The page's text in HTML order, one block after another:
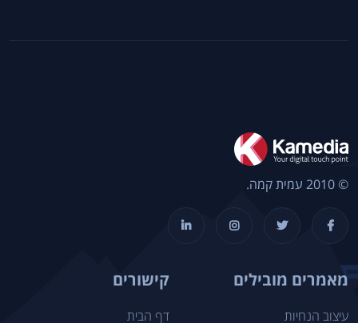
© 2010 עמית קמה.
מאמרים מובילים
עיצוב הנחיות
קישורים
דף הבית